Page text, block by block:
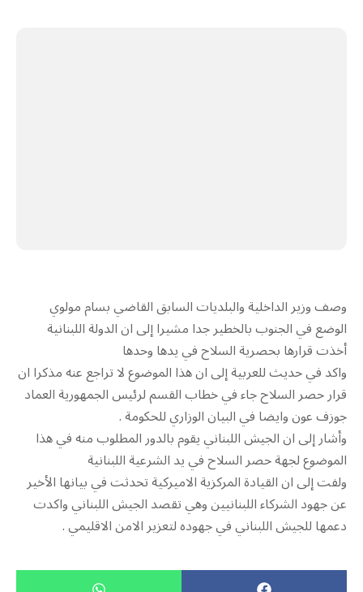
وصف وزير الداخلية والبلديات السابق القاضي بسام مولوي
الوضع في الجنوب بالخطير جدا مشيرا إلى ان الدولة اللبنانية
أخذت قرارها بحصرية السلاح في يدها وحدها
واكد في حديث للعربية إلى ان هذا الموضوع لا تراجع عنه مذكرا ان
قرار حصر السلاح جاء في خطاب القسم لرئيس الجمهورية العماد
جوزف عون وايضا في البيان الوزاري للحكومة .
وأشار إلى ان الجيش اللبناني يقوم بالدور المطلوب منه في هذا
الموضوع لجهة حصر السلاح في يد الشرعية اللبنانية
ولفت إلى ان القيادة المركزية الاميركية تحدثت في بيانها الأخير
عن جهود الشركاء اللبنانيين وهي تقصد الجيش اللبناني واكدت
دعمها للجيش اللبناني في جهوده لتعزير الامن الاقليمي .